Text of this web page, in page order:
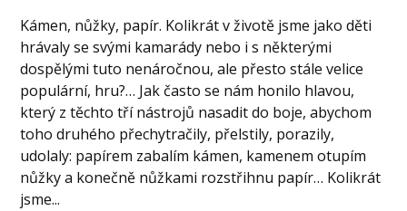
Kámen, nůžky, papír. Kolikrát v životě jsme jako děti
hrávaly se svými kamarády nebo i s některými
dospělými tuto nenáročnou, ale přesto stále velice
populární, hru?… Jak často se nám honilo hlavou,
který z těchto tří nástrojů nasadit do boje, abychom
toho druhého přechytračily, přelstily, porazily,
udolaly: papírem zabalím kámen, kamenem otupím
nůžky a konečně nůžkami rozstřihnu papír… Kolikrát
jsme...